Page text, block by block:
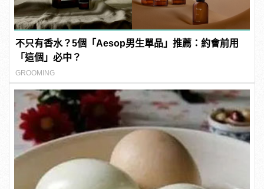
不只有香水？5個「Aesop男生單品」推薦：約會前用
「這個」必中？
GROOMING